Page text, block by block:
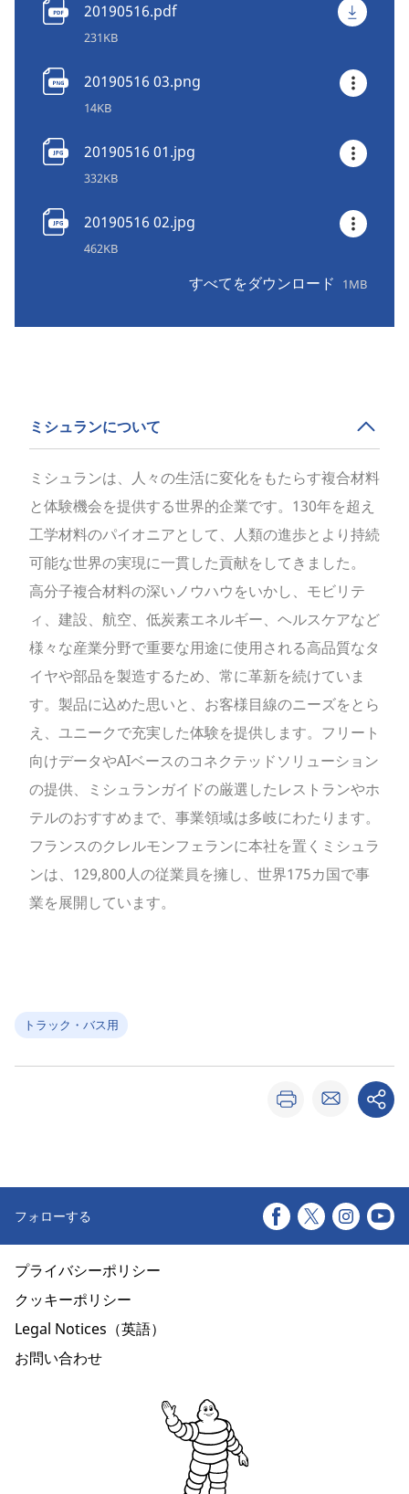
20190516.pdf
231KB
20190516 03.png
14KB
20190516 01.jpg
332KB
20190516 02.jpg
462KB
すべてをダウンロード 1MB
ミシュランについて
ミシュランは、人々の生活に変化をもたらす複合材料
と体験機会を提供する世界的企業です。130年を超え
工学材料のパイオニアとして、人類の進歩とより持続
可能な世界の実現に一貫した貢献をしてきました。
高分子複合材料の深いノウハウをいかし、モビリテ
ィ、建設、航空、低炭素エネルギー、ヘルスケアなど
様々な産業分野で重要な用途に使用される高品質なタ
イヤや部品を製造するため、常に革新を続けていま
す。製品に込めた思いと、お客様目線のニーズをとら
え、ユニークで充実した体験を提供します。フリート
向けデータやAIベースのコネクテッドソリューション
の提供、ミシュランガイドの厳選したレストランやホ
テルのおすすめまで、事業領域は多岐にわたります。
フランスのクレルモンフェランに本社を置くミシュラ
ンは、129,800人の従業員を擁し、世界175カ国で事
業を展開しています。
トラック・バス用
フォローする
プライバシーポリシー
クッキーポリシー
Legal Notices（英語）
お問い合わせ